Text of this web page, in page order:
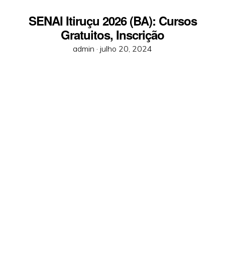
SENAI Itiruçu 2026 (BA): Cursos
Gratuitos, Inscrição
admin · Posted
julho 20, 2024